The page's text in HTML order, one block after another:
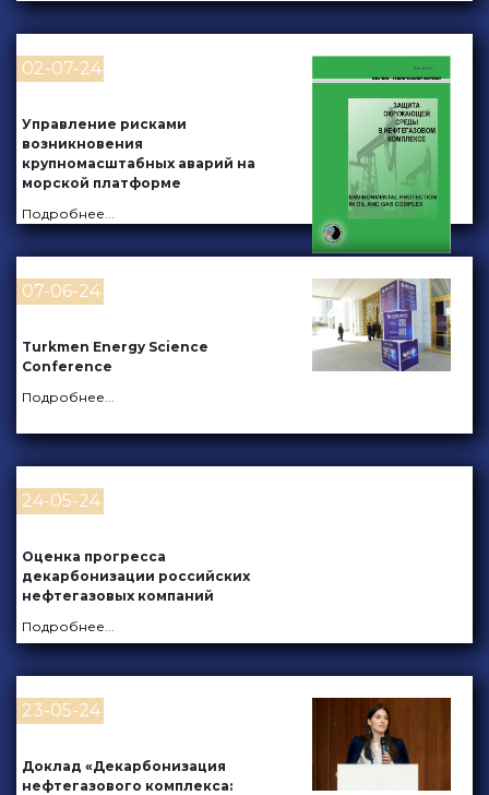
02-07-24
Управление рисками
возникновения
крупномасштабных аварий на
морской платформе
Подробнее...
07-06-24
Turkmen Energy Science
Conference
Подробнее...
24-05-24
Оценка прогресса
декарбонизации российских
нефтегазовых компаний
Подробнее...
23-05-24
Доклад «Декарбонизация
нефтегазового комплекса: